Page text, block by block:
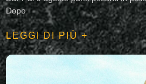
Dopo
LEGGI DI PIÙ +